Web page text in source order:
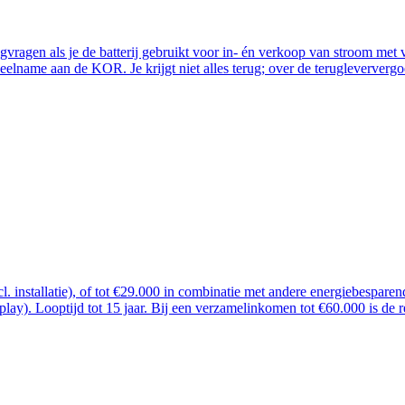
als je de batterij gebruikt voor in- én verkoop van stroom
aan de KOR. Je krijgt niet alles terug; over de
of tot €29.000 in combinatie met andere
Looptijd tot 15 jaar. Bij een verzamelinkomen tot €60.000 is de